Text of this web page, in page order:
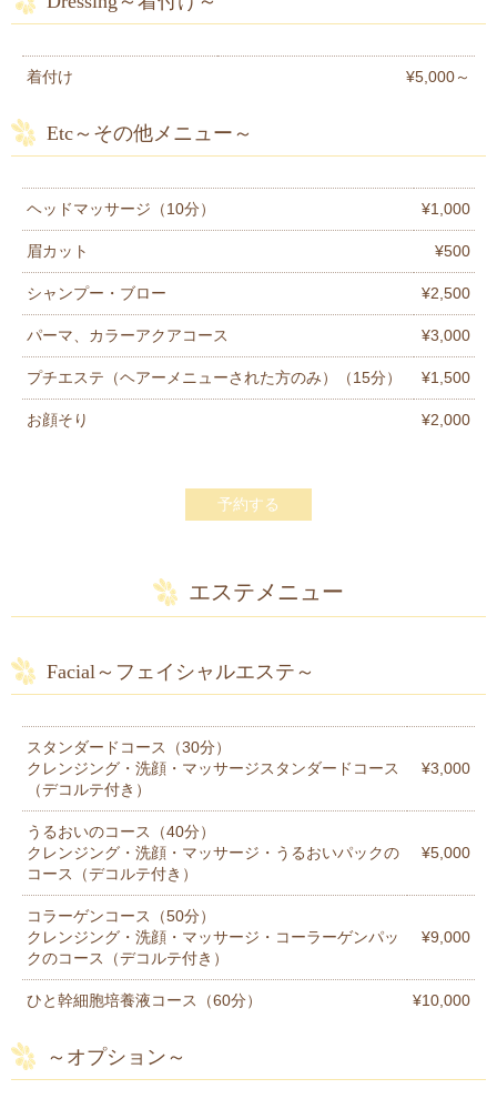
着付け ¥5,000～
Etc～その他メニュー～
ヘッドマッサージ（10分） ¥1,000
眉カット ¥500
シャンプー・ブロー ¥2,500
パーマ、カラーアクアコース ¥3,000
プチエステ（ヘアーメニューされた方のみ）（15分） ¥1,500
お顔そり ¥2,000
予約する
エステメニュー
Facial～フェイシャルエステ～
スタンダードコース（30分）
クレンジング・洗顔・マッサージスタンダードコース
（デコルテ付き）
¥3,000
うるおいのコース（40分）
クレンジング・洗顔・マッサージ・うるおいパックの
コース（デコルテ付き）
¥5,000
コラーゲンコース（50分）
クレンジング・洗顔・マッサージ・コーラーゲンパッ
クのコース（デコルテ付き）
¥9,000
ひと幹細胞培養液コース（60分） ¥10,000
～オプション～